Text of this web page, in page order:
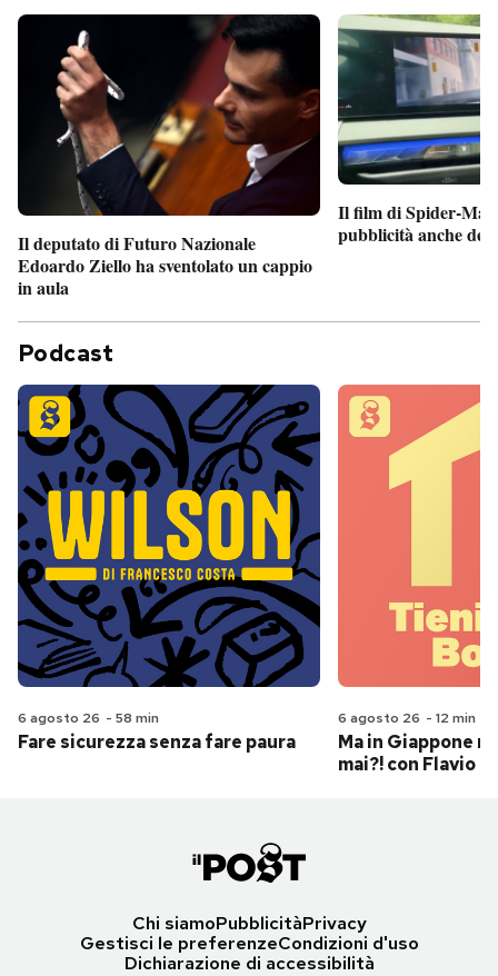
Il deputato di Futuro Nazionale
Edoardo Ziello ha sventolato un cappio
in aula
Il film di Spider-Man
pubblicità anche
Podcast
6 agosto 26 - 58 min
Fare sicurezza senza fare paura
6 agosto 26 - 12 min
Ma in Giappone
mai?! con Flavio
Chi siamoPubblicitàPrivacy
Gestisci le preferenzeCondizioni d'uso
Dichiarazione di accessibilità